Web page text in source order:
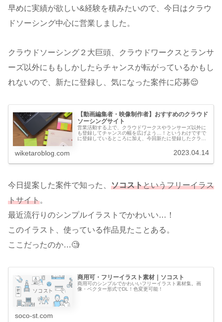
早めに実績が欲しい&経験を積みたいので、今日はクラウ
ドソーシング中心に営業しました。
クラウドソーシング２大巨頭、クラウドワークスとランサ
ーズ以外にももしかしたらチャンスが転がっているかもし
れないので、新たに登録し、気になった案件に応募😌
【動画編集者・映像制作者】おすすめのクラウド
ソーシングサイト
営業活動する上で、クラウドワークスやランサーズ以外に
も登録してチャンスの幅を広げよう…！というわけですで
に登録しているところに加え、今回新たに登録したクラウ
wiketaroblog.com 2023.04.14
今日提案した案件で知った、 ソコストというフリーイラス
トサイト。
最近流行りのシンプルイラストでかわいい…！
このイラスト、使っている作品見たことある。
ここだったのか…🧐
商用可・フリーイラスト素材｜ソコスト
商用可のシンプルでかわいいフリーイラスト素材集。画
像・ベクター形式でDL！色変更可能！
soco-st.com